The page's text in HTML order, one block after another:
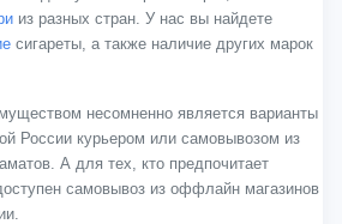
из разных стран. У нас вы найдете
сигареты, а также наличие других марок
несомненно является варианты
России курьером или самовывозом из
А для тех, кто предпочитает
самовывоз из оффлайн магазинов